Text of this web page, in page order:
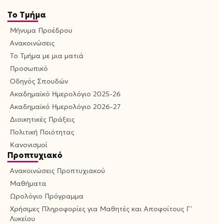
Το Τμήμα
Μήνυμα Προέδρου
Ανακοινώσεις
Το Τμήμα με μια ματιά
Προσωπικό
Οδηγός Σπουδών
Ακαδημαϊκό Ημερολόγιο 2025-26
Ακαδημαϊκό Ημερολόγιο 2026-27
Διοικητικές Πράξεις
Πολιτική Ποιότητας
Κανονισμοί
Προπτυχιακό
Ανακοινώσεις Προπτυχιακού
Μαθήματα
Ωρολόγιο Πρόγραμμα
Χρήσιμες Πληροφορίες για Μαθητές και Αποφοίτους Γ’
Λυκείου